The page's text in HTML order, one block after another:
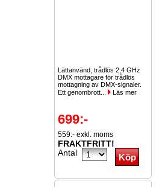
Lättanvänd, trådlös 2,4 GHz
DMX mottagare för trådlös
mottagning av DMX-signaler.
Ett genombrott...
Läs mer
699:-
559:- exkl. moms
FRAKTFRITT!
Antal